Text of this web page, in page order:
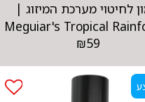
לחיטוי מערכת המיזוג |
‏Meguiar's Tropical
Refresher
₪59